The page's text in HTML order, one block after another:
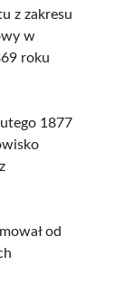
z zakresu
w
roku
1877
od